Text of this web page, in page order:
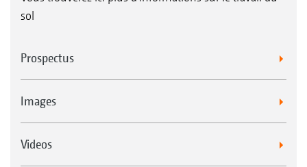
sol
Prospectus
Images
Videos